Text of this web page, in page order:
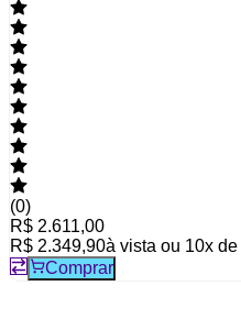
(0)
R$ 2.611,00
R$ 2.349,90à vista ou 10x de
Comprar